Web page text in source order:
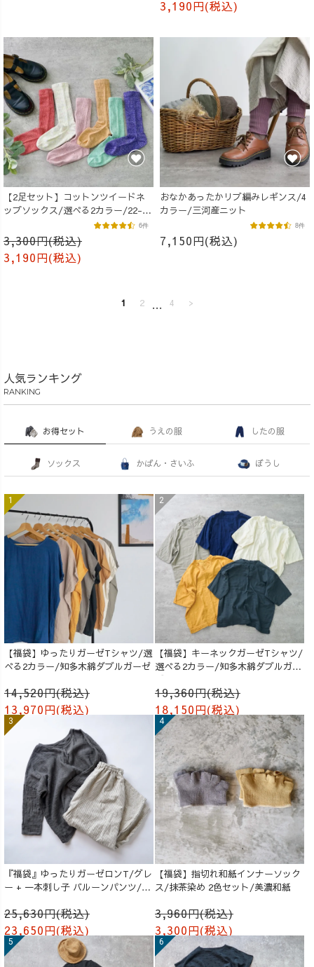
3,190円(税込)
【2足セット】コットンツイードネ
ップソックス/選べる2カラー/22-
3,300円(税込)
3,190円(税込)
6件
おなかあったかリブ編みレギンス/4
カラー/三河産ニット
7,150円(税込)
8件
1 2 … 4 >
人気ランキング
RANKING
お得セット うえの服 したの服
ソックス かばん・さいふ ぼうし
【福袋】ゆったりガーゼTシャツ/選
べる2カラー/知多木綿ダブルガーゼ
14,520円(税込)
13,970円(税込)
【福袋】キーネックガーゼTシャツ/
選べる2カラー/知多木綿ダブルガー
ゼ
19,360円(税込)
18,150円(税込)
『福袋』ゆったりガーゼロンT/グレ
ー + 一本刺し子 バルーンパンツ/生
25,630円(税込)
23,650円(税込)
【福袋】指切れ和紙インナーソック
ス/抹茶染め 2色セット/美濃和紙
3,960円(税込)
3,300円(税込)